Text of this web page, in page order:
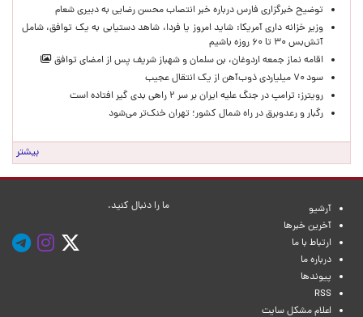
توضیح خبرگزاری فارس درباره خبر انتصاب محسن رضایی به دبیری شعام
وزیر خزانه داری آمریکا: شاید امروز یا فردا، شاهد دستیابی به یک توافق، شامل
آتش‌بس ۳۰ تا ۶۰ روزه باشیم
اقامه نماز جمعه اردوغان، بن ‌سلمان و شهباز شریف پس از امضای توافق
سود ۷۰ میلیاردی ذوب‌آهن از یک انتقال عجیب
رویترز: ترامپ در جنگ علیه ایران بر سر ۲ راهی بدی گیر افتاده است
رگبار و رعدوبرق در راه شمال کشور؛ تهران خنک‌تر می‌شود
بیشتر
آرشیو
آخرین خبرها
ارتباط با ما
درباره ما
پیوندها
RSS
اعلام مشکل سایت
ما را دنبال کنید.